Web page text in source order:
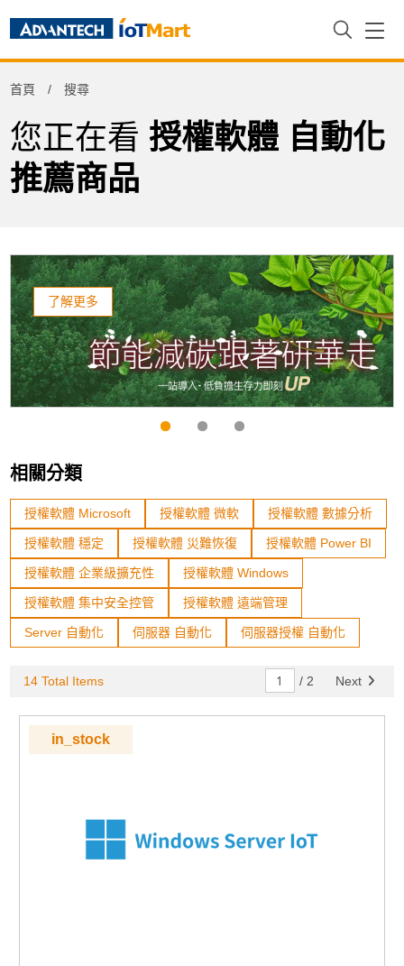
首頁 搜尋
您正在看 授權軟體 自動化
推薦商品
了解更多
Product Tag
相關分類
授權軟體 Microsoft 授權軟體 微軟 授權軟體 數據分析
授權軟體 穩定 授權軟體 災難恢復 授權軟體 Power BI
授權軟體 企業級擴充性 授權軟體 Windows
授權軟體 集中安全控管 授權軟體 遠端管理
Server 自動化 伺服器 自動化 伺服器授權 自動化
14 Total Items / 2 Next
in_stock